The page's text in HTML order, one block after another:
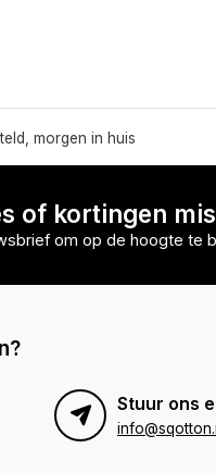
morgen in huis
of kortingen
om op de hoogte te
Stuur ons